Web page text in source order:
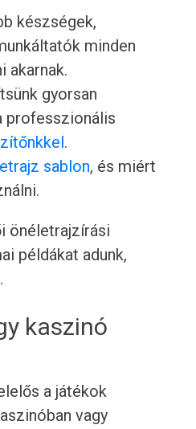
készségek,
minden
akarnak.
gyorsan
professzionális
.
sablon, és miért
önéletrajzírási
példákat adunk,
kaszinó
a játékok
vagy